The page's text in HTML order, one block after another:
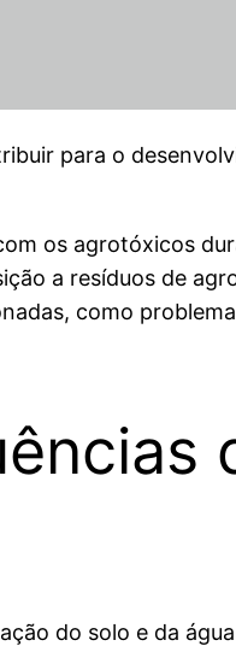
para o
os agrotóxicos
a resíduos de
como
do solo e da